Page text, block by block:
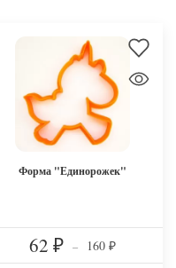
Форма "Единорожек"
62 ₽ – 160 ₽